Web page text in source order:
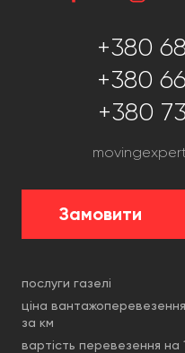
+380
+380
+380
Замовити
послуги газелі
ціна вантажоперевезення
за км
вартість перевезення на